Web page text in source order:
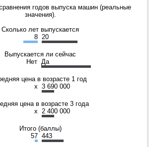
годов выпуска машин (реальные
значения).
Сколько лет выпускается
8 20
Выпускается ли сейчас
Нет Да
цена в возрасте 1 год
x 3 690 000
цена в возрасте 3 года
x 2 400 000
Итого (баллы)
57 443